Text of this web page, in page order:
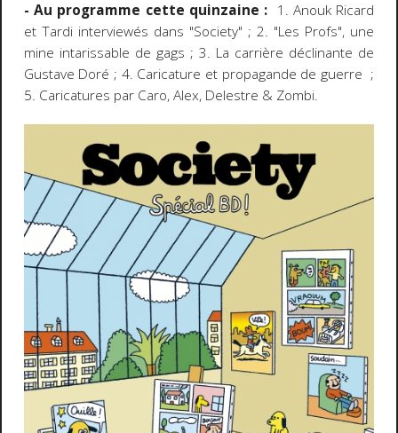
- Au programme cette quinzaine : 1. Anouk Ricard
et Tardi interviewés dans "Society" ; 2. "Les Profs", une
mine intarissable de gags ; 3. La carrière déclinante de
Gustave Doré ; 4. Caricature et propagande de guerre ;
5. Caricatures par Caro, Alex, Delestre & Zombi.